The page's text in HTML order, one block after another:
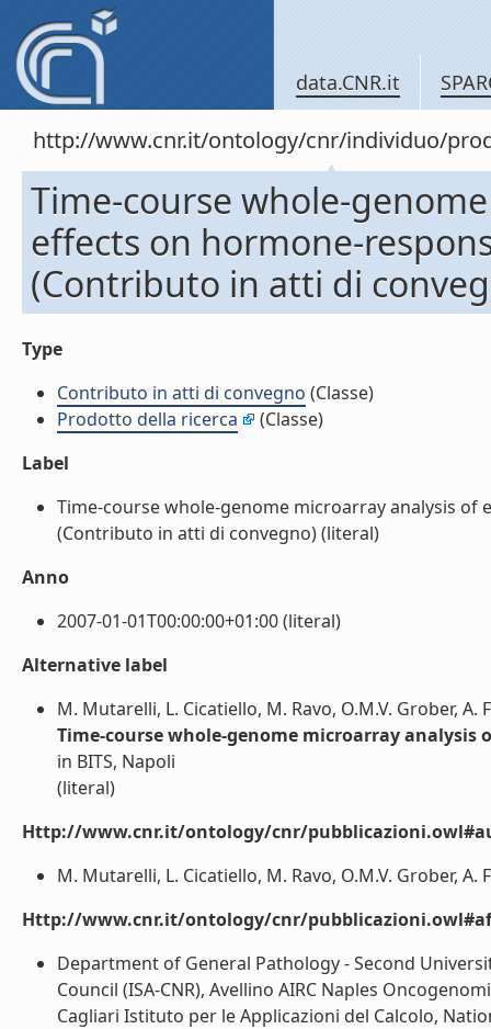
data.CNR.it
http://www.cnr.it/ontology/cnr/individuo/
Time-course whole-
effects on hormone-
(Contributo in atti di
Type
Contributo in atti di convegno (Classe)
Prodotto della ricerca
(Classe)
Label
Time-course whole-genome microarray analysis
(Contributo in atti di convegno) (literal)
Anno
2007-01-01T00:00:00+01:00 (literal)
Alternative label
M. Mutarelli, L. Cicatiello, M. Ravo, O.M.V. Grober, A.
Time-course whole-genome microarray analysis
in BITS, Napoli
(literal)
Http://www.cnr.it/ontology/cnr/
M. Mutarelli, L. Cicatiello, M. Ravo, O.M.V. Grober, A.
Http://www.cnr.it/ontology/cnr/
Department of General Pathology - Second
Council (ISA-CNR), Avellino AIRC Naples
Cagliari Istituto per le Applicazioni del Calcolo,